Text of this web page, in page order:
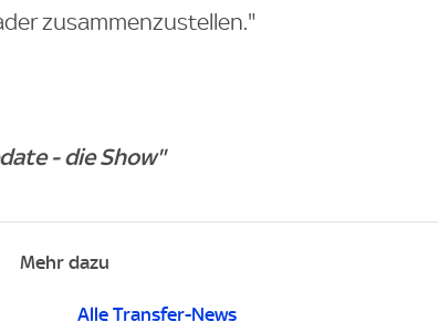
zusammenzustellen."
- die Show"
Mehr dazu
Alle Transfer-News